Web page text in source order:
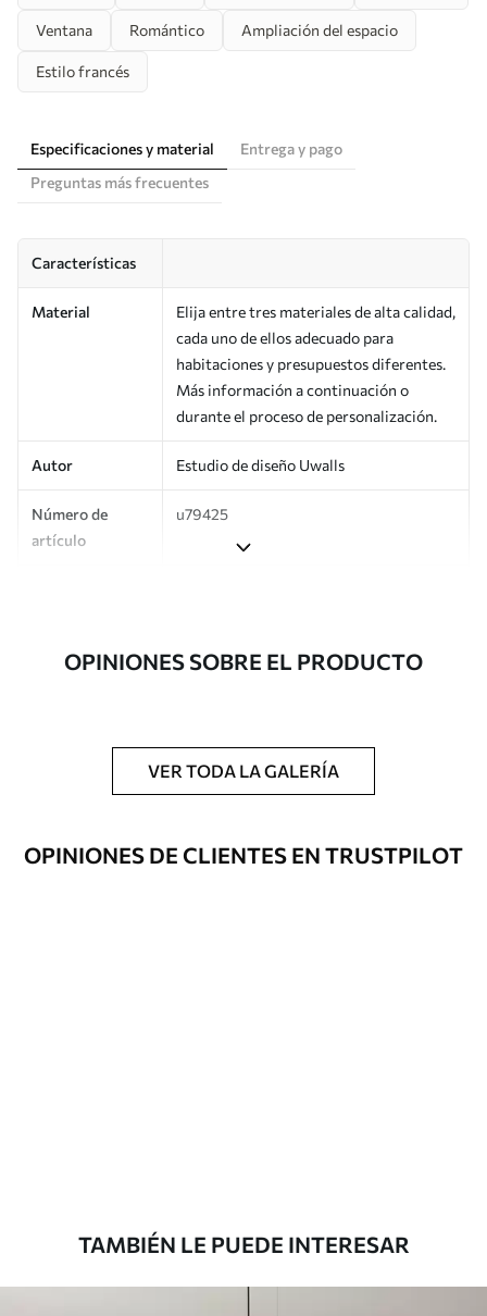
Ventana Romántico Ampliación del espacio
Estilo francés
Especificaciones y material
Entrega y pago
Preguntas más frecuentes
Características
Material
Elija entre tres materiales de alta calidad,
cada uno de ellos adecuado para
habitaciones y presupuestos diferentes.
Más información a continuación o
durante el proceso de personalización.
Autor Estudio de diseño Uwalls
Número de
artículo
u79425
Adicionalmente
Disponible con recubrimiento de barniz
esponja suave. Los murales de pared con
recubrimiento de barniz pueden
Método de
Hasta 360 cm de altura: aplicación sin
199833.33119900.00$/m²
OPINIONES SOBRE EL PRODUCTO
VER TODA LA GALERÍA
OPINIONES DE CLIENTES EN TRUSTPILOT
TAMBIÉN LE PUEDE INTERESAR